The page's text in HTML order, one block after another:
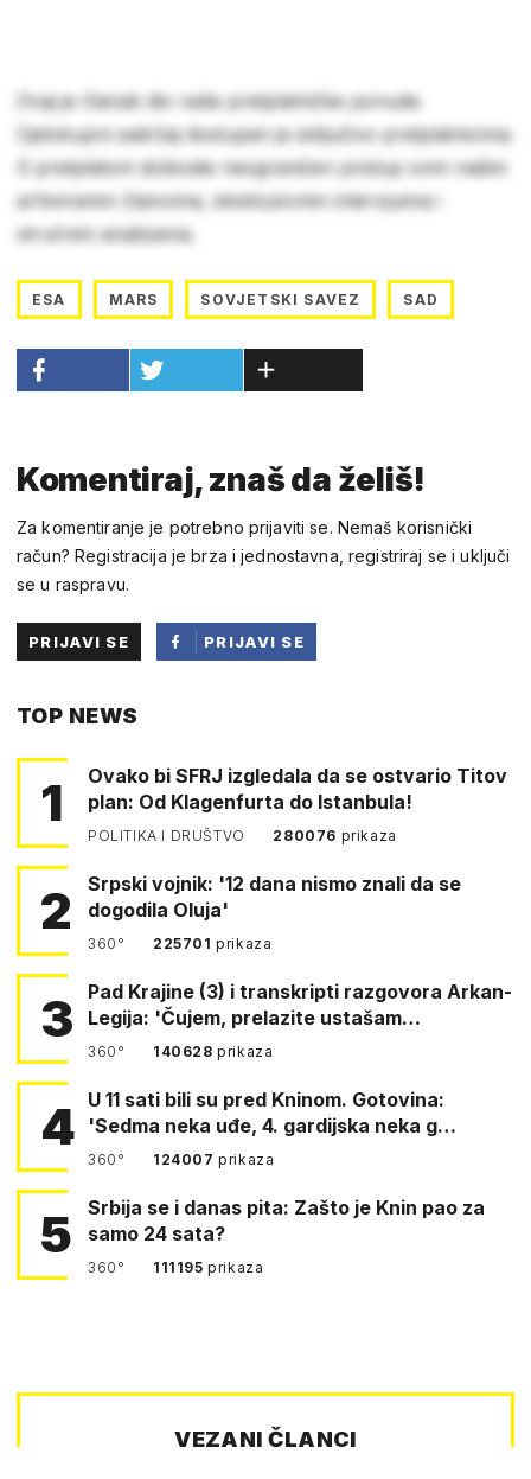
Ovaj je članak dio naše pretplatničke ponude.
Cjelokupni sadržaj dostupan je isključivo pretplatnicima.
S pretplatom dobivate neograničen pristup svim našim
arhiviranim člancima, ekskluzivnim intervjuima i
stručnim analizama.
ESA MARS SOVJETSKI SAVEZ SAD
Komentiraj, znaš da želiš!
Za komentiranje je potrebno prijaviti se. Nemaš korisnički
račun? Registracija je brza i jednostavna, registriraj se i uključi
se u raspravu.
PRIJAVI SE
PRIJAVI SE
TOP NEWS
1
Ovako bi SFRJ izgledala da se ostvario Titov
plan: Od Klagenfurta do Istanbula!
POLITIKA I DRUŠTVO 280076 prikaza
2
Srpski vojnik: '12 dana nismo znali da se
dogodila Oluja'
360° 225701prikaza
3
Pad Krajine (3) i transkripti razgovora Arkan-
Legija: 'Čujem, prelazite ustašam…
360° 140628prikaza
4 U 11 sati bili su pred Kninom. Gotovina:
'Sedma neka uđe, 4. gardijska neka g…
360° 124007prikaza
5
Srbija se i danas pita: Zašto je Knin pao za
samo 24 sata?
360° 111195prikaza
VEZANI ČLANCI